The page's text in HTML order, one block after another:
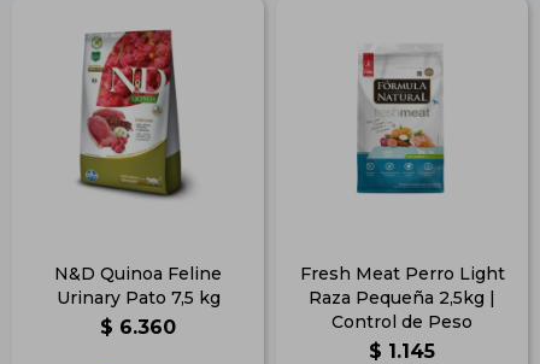
N&D Quinoa Feline
Urinary Pato 7,5 kg
$ 6.360
Fresh Meat Perro Light
Raza Pequeña 2,5kg |
Control de Peso
$ 1.145